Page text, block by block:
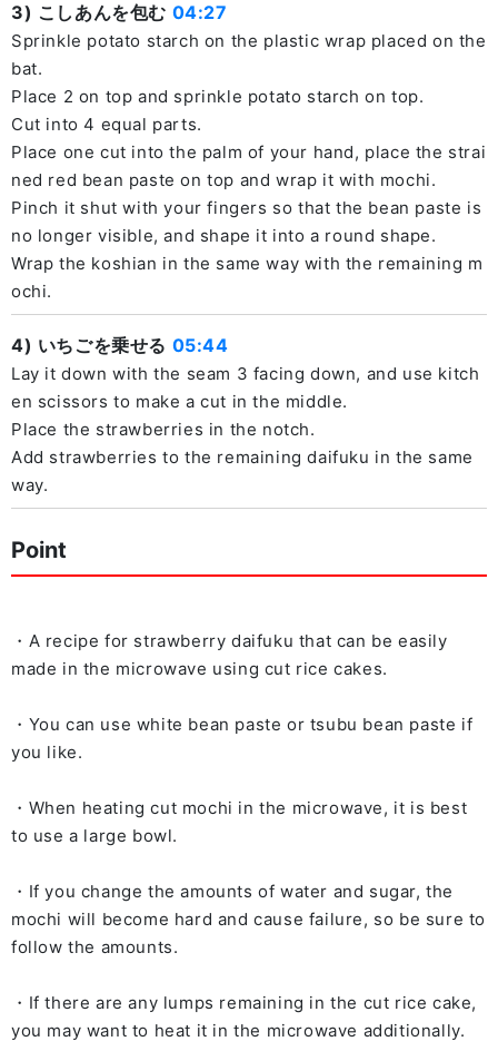
3) こしあんを包む 04:27
Sprinkle potato starch on the plastic wrap placed on the
bat.
Place 2 on top and sprinkle potato starch on top.
Cut into 4 equal parts.
Place one cut into the palm of your hand, place the strai
ned red bean paste on top and wrap it with mochi.
Pinch it shut with your fingers so that the bean paste is
no longer visible, and shape it into a round shape.
Wrap the koshian in the same way with the remaining m
ochi.
4) いちごを乗せる 05:44
Lay it down with the seam 3 facing down, and use kitch
en scissors to make a cut in the middle.
Place the strawberries in the notch.
Add strawberries to the remaining daifuku in the same
way.
Point
・A recipe for strawberry daifuku that can be easily
made in the microwave using cut rice cakes.
・You can use white bean paste or tsubu bean paste if
you like.
・When heating cut mochi in the microwave, it is best
to use a large bowl.
・If you change the amounts of water and sugar, the
mochi will become hard and cause failure, so be sure to
follow the amounts.
・If there are any lumps remaining in the cut rice cake,
you may want to heat it in the microwave additionally.